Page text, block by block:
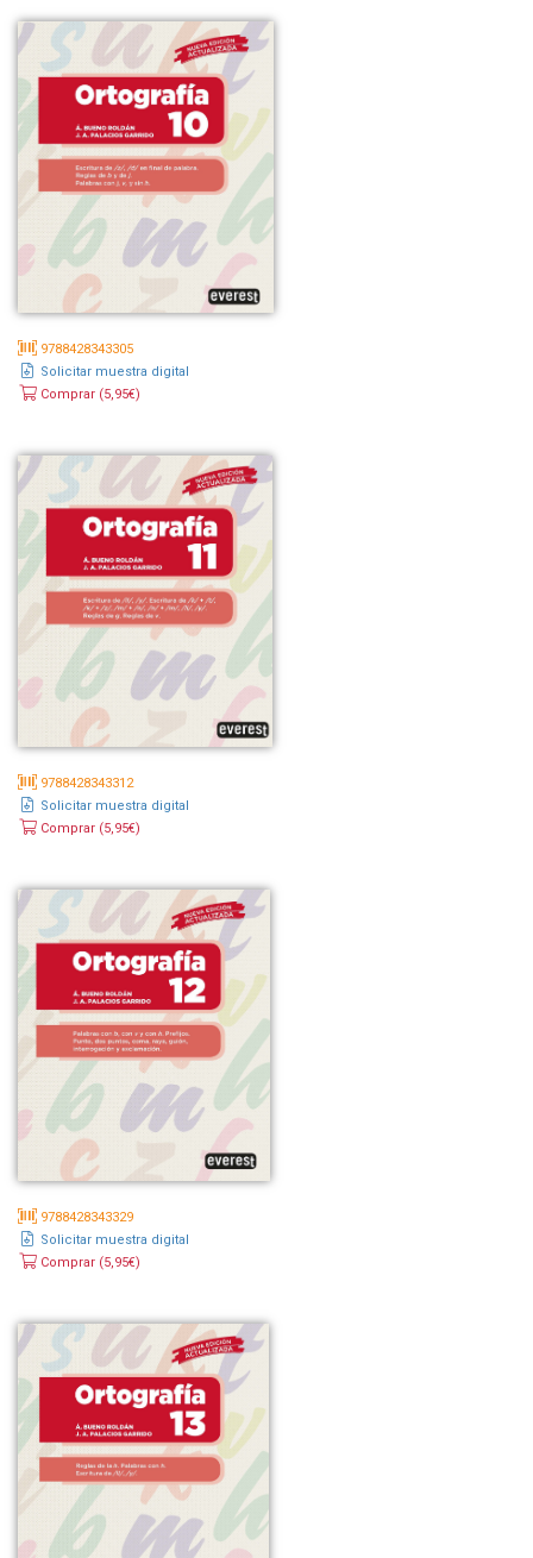
9788428343305
Solicitar muestra digital
Comprar (5,95€)
9788428343312
Solicitar muestra digital
Comprar (5,95€)
9788428343329
Solicitar muestra digital
Comprar (5,95€)